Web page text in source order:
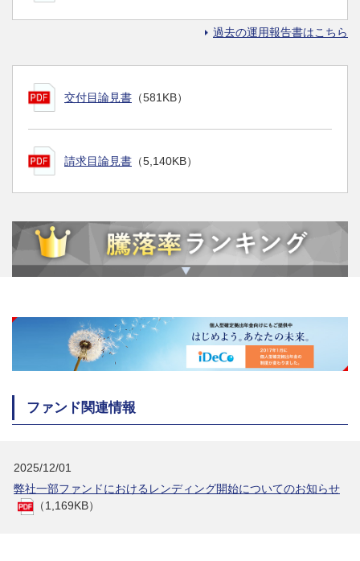
過去の運用報告書はこちら
交付目論見書 （581KB）
請求目論見書 （5,140KB）
ファンド関連情報
2025/12/01
弊社一部ファンドにおけるレンディング開始についてのお知らせ
（1,169KB）